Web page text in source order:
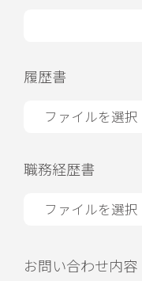
履歴書
ファイルを選択
職務経歴書
ファイルを選択
お問い合わせ内容